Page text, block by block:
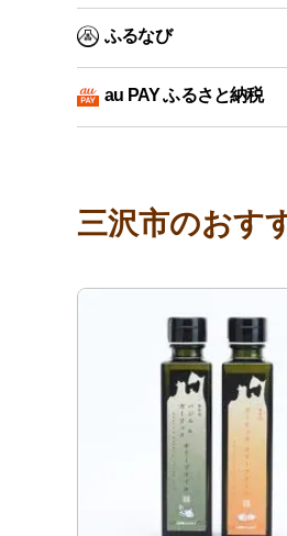
ふるなび
au PAY ふるさと納税
三沢市のおす